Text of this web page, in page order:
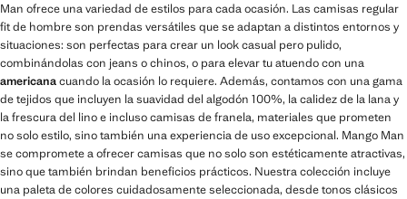
Man ofrece una variedad de estilos para cada ocasión. Las camisas regular
fit de hombre son prendas versátiles que se adaptan a distintos entornos y
situaciones: son perfectas para crear un look casual pero pulido,
combinándolas con jeans o chinos, o para elevar tu atuendo con una
americanacuando la ocasión lo requiere. Además, contamos con una gama
de tejidos que incluyen la suavidad del algodón 100%, la calidez de la lana y
la frescura del lino e incluso camisas de franela, materiales que prometen
no solo estilo, sino también una experiencia de uso excepcional. Mango Man
se compromete a ofrecer camisas que no solo son estéticamente atractivas,
sino que también brindan beneficios prácticos. Nuestra colección incluye
una paleta de colores cuidadosamente seleccionada, desde tonos clásicos